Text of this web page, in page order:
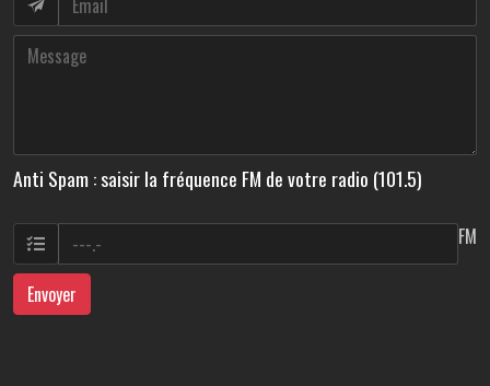
Anti Spam : saisir la fréquence FM de votre radio (101.5)
FM
Envoyer